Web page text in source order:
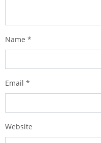
Name *
Email *
Website